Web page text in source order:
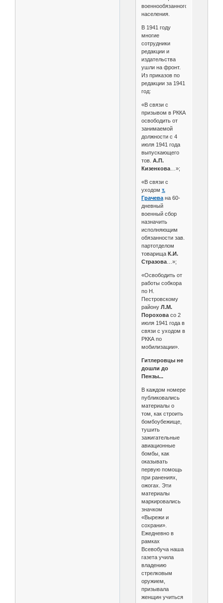
военнообязанного
населения.
В 1941 году
многие
сотрудники
редакции и
издательства
ушли на фронт.
Из приказов по
редакции за 1941
год:
«В связи с
призывом в РККА
освободить от
занимаемой
должности с 4
июля 1941 года
выпускающего
тов. А.П.
Кизенкова…»;
«В связи с
уходом т.
Грачевана 60-
дневный
военный сбор
назначить
исполняющим
обязанности зав.
партотделом
товарища К.И.
Стразова…»;
«Освободить от
работы собкора
по Н.
Пестровскому
району Л.М.
Пороховасо 2
июля 1941 года в
связи с уходом в
РККА по
мобилизации».
Гитлеровцы не
дошли до
Пензы...
В каждом номере
публиковались
материалы о
том, как строить
бомбоубежище,
тушить
зажигательные
авиационные
бомбы, как
оказывать
первую помощь
при ранениях,
ожогах. Эти
материалы
маркировались
значком
«Вырежи и
сохрани».
Ежедневно в
рамках
Всевобуча наша
газета учила
владению
стрелковым
оружием,
призывала
женщин учиться